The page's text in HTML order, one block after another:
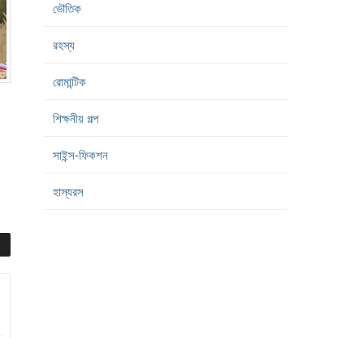
ভৌতিক
রহস্য
রোমান্টিক
শিক্ষনীয় গল্প
সাইন্স-ফিকশন
হাস্যরস